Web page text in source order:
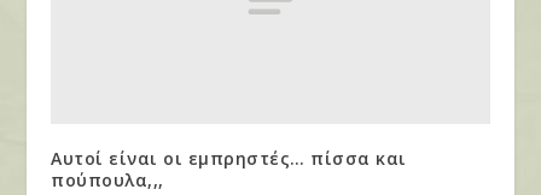
Αυτοί είναι οι εμπρηστές… πίσσα και
πούπουλα,,,